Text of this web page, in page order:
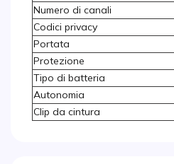
Numero di canali
Codici privacy
Portata
Protezione
Tipo di batteria
Autonomia
Clip da cintura